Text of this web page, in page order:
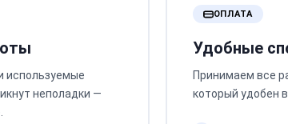
используемые
неполадки —
ОПЛАТА
Удобные
Принимаем все
который удобен